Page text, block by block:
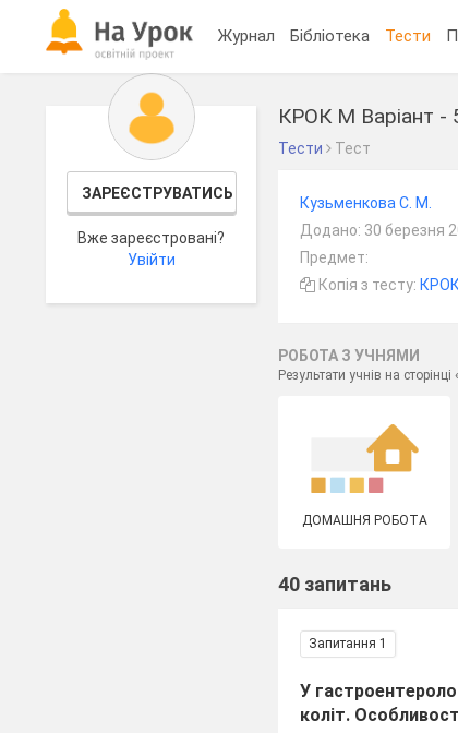
Журнал Бібліотека Тести
ЗАРЕЄСТРУВАТИСЬ
Вже зареєстровані?
Увійти
КРОК М Варіант -
Тести Тест
Кузьменкова С. М.
Додано: 30 березня
Предмет:
Копія з тесту:
РОБОТА З УЧНЯМИ
Результати учнів на сторінці
ДОМАШНЯ РОБОТА
40 запитань
Запитання 1
У
коліт.